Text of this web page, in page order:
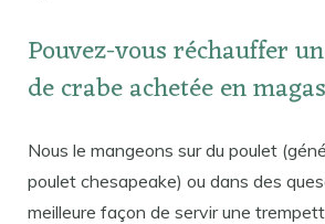
Pouvez-vous réchauffer
de crabe achetée en
Nous le mangeons sur du poulet
poulet chesapeake) ou dans des
meilleure façon de servir une